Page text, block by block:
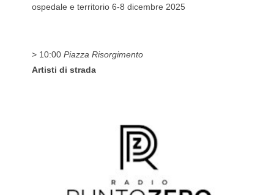
ospedale e territorio 6-8 dicembre 2025
> 10:00 Piazza Risorgimento
Artisti di strada